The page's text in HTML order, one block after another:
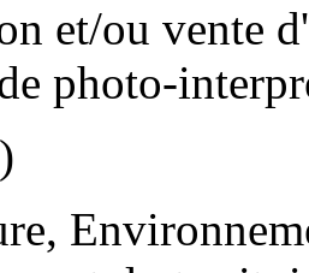
et/ou vente
photo-